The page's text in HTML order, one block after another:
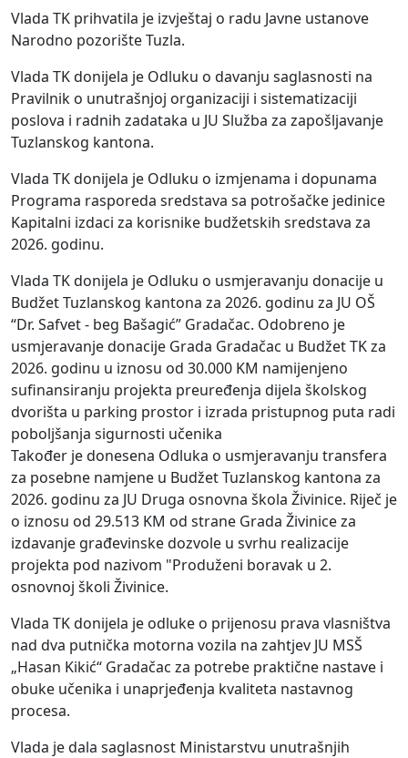
Vlada TK prihvatila je izvještaj o radu Javne ustanove
Narodno pozorište Tuzla.
Vlada TK donijela je Odluku o davanju saglasnosti na
Pravilnik o unutrašnjoj organizaciji i sistematizaciji
poslova i radnih zadataka u JU Služba za zapošljavanje
Tuzlanskog kantona.
Vlada TK donijela je Odluku o izmjenama i dopunama
Programa rasporeda sredstava sa potrošačke jedinice
Kapitalni izdaci za korisnike budžetskih sredstava za
2026. godinu.
Vlada TK donijela je Odluku o usmjeravanju donacije u
Budžet Tuzlanskog kantona za 2026. godinu za JU OŠ
“Dr. Safvet - beg Bašagić” Gradačac. Odobreno je
usmjeravanje donacije Grada Gradačac u Budžet TK za
2026. godinu u iznosu od 30.000 KM namijenjeno
sufinansiranju projekta preuređenja dijela školskog
dvorišta u parking prostor i izrada pristupnog puta radi
poboljšanja sigurnosti učenika
Također je donesena Odluka o usmjeravanju transfera
za posebne namjene u Budžet Tuzlanskog kantona za
2026. godinu za JU Druga osnovna škola Živinice. Riječ je
o iznosu od 29.513 KM od strane Grada Živinice za
izdavanje građevinske dozvole u svrhu realizacije
projekta pod nazivom "Produženi boravak u 2.
osnovnoj školi Živinice.
Vlada TK donijela je odluke o prijenosu prava vlasništva
nad dva putnička motorna vozila na zahtjev JU MSŠ
„Hasan Kikić“ Gradačac za potrebe praktične nastave i
obuke učenika i unaprjeđenja kvaliteta nastavnog
procesa.
Vlada je dala saglasnost Ministarstvu unutrašnjih